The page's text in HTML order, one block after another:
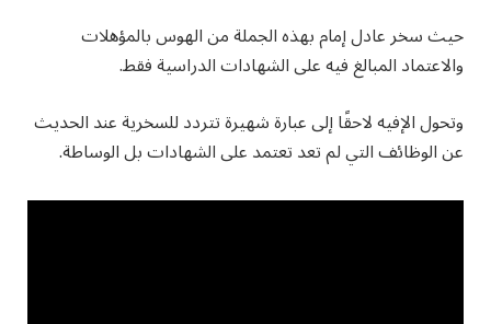
حيث سخر عادل إمام بهذه الجملة من الهوس بالمؤهلات
والاعتماد المبالغ فيه على الشهادات الدراسية فقط.
وتحول الإفيه لاحقًا إلى عبارة شهيرة تتردد للسخرية عند الحديث
عن الوظائف التي لم تعد تعتمد على الشهادات بل الوساطة.